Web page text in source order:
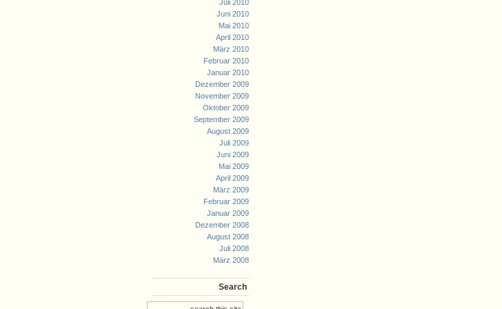
Juli 2010
Juni 2010
Mai 2010
April 2010
März 2010
Februar 2010
Januar 2010
Dezember 2009
November 2009
Oktober 2009
September 2009
August 2009
Juli 2009
Juni 2009
Mai 2009
April 2009
März 2009
Februar 2009
Januar 2009
Dezember 2008
August 2008
Juli 2008
März 2008
Search